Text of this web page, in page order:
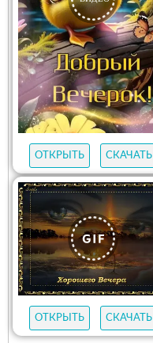
ОТКРЫТЬ СКАЧАТЬ
ОТКРЫТЬ СКАЧАТЬ